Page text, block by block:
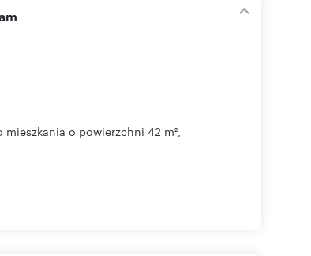
o powierzchni 42 m²,